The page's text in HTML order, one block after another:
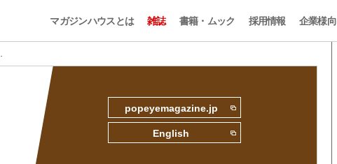
マガジンハウスとは 雑誌 書籍・ムック 採用情報 企業様
popeyemagazine.jp
English